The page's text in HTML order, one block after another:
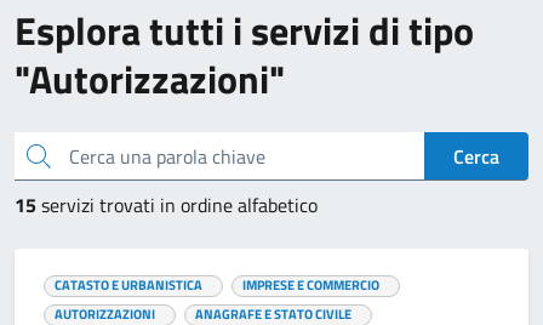
Esplora tutti i servizi di tipo
"Autorizzazioni"
Cerca una parola chiave
Cerca
15servizi trovati in ordine alfabetico
CATASTO E URBANISTICA
IMPRESE E COMMERCIO
AUTORIZZAZIONI
ANAGRAFE E STATO CIVILE